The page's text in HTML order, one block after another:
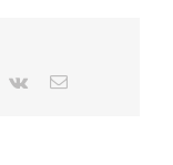
吉
Vk Email